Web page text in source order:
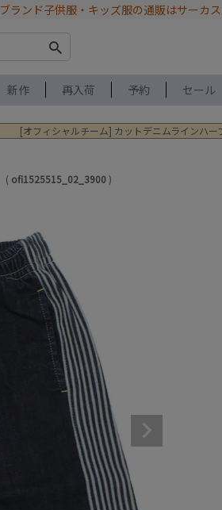
ブランド子供服・キッズ服の通販はサーカス
新作 再入荷 予約 セール
[オフィシャルチーム] カットデニムラインハー
ofi1525515_02_3900